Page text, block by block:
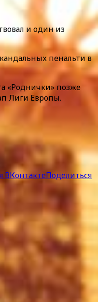
и один из
пенальти в
«Роднички» позже
Лиги Европы.
ВКонтактеПоделиться